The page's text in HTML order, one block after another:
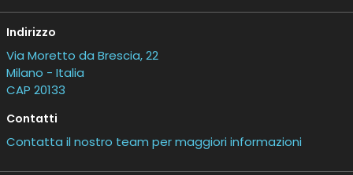
Indirizzo
Via Moretto da Brescia, 22
Milano - Italia
CAP 20133
Contatti
Contatta il nostro team per maggiori informazioni